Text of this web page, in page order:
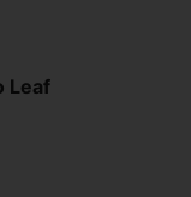
Leaf